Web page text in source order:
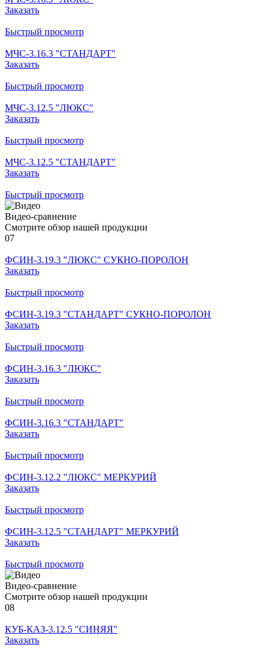
Заказать
Быстрый просмотр
МЧС-3.16.3 "СТАНДАРТ"
Заказать
Быстрый просмотр
МЧС-3.12.5 "ЛЮКС"
Заказать
Быстрый просмотр
МЧС-3.12.5 "СТАНДАРТ"
Заказать
Быстрый просмотр
Видео-сравнение
Смотрите обзор нашей продукции
07
ФСИН-3.19.3 "ЛЮКС" СУКНО-ПОРОЛОН
Заказать
Быстрый просмотр
ФСИН-3.19.3 "СТАНДАРТ" СУКНО-ПОРОЛОН
Заказать
Быстрый просмотр
ФСИН-3.16.3 "ЛЮКС"
Заказать
Быстрый просмотр
ФСИН-3.16.3 "СТАНДАРТ"
Заказать
Быстрый просмотр
ФСИН-3.12.2 "ЛЮКС" МЕРКУРИЙ
Заказать
Быстрый просмотр
ФСИН-3.12.5 "СТАНДАРТ" МЕРКУРИЙ
Заказать
Быстрый просмотр
Видео-сравнение
Смотрите обзор нашей продукции
08
КУБ-КАЗ-3.12.5 "СИНЯЯ"
Заказать